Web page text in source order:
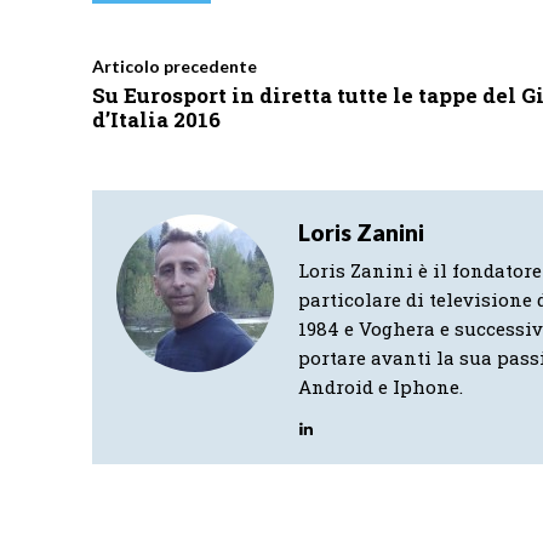
Articolo precedente
Su Eurosport in diretta tutte le tappe del
d’Italia 2016
Loris Zanini
Loris Zanini è il
particolare di televisione
1984 e Voghera e
portare avanti la sua
Android e Iphone.